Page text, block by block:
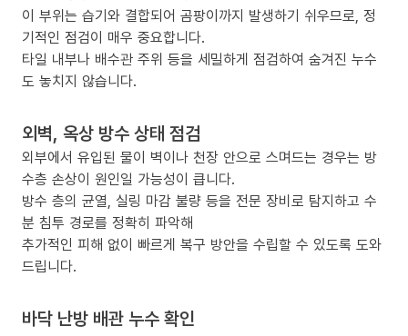
이 부위는 습기와 결합되어 곰팡이까지 발생하기 쉬우므로, 정
기적인 점검이 매우 중요합니다.
타일 내부나 배수관 주위 등을 세밀하게 점검하여 숨겨진 누수
도 놓치지 않습니다.
외벽, 옥상 방수 상태 점검
외부에서 유입된 물이 벽이나 천장 안으로 스며드는 경우는 방
수층 손상이 원인일 가능성이 큽니다.
방수 층의 균열, 실링 마감 불량 등을 전문 장비로 탐지하고 수
분 침투 경로를 정확히 파악해
추가적인 피해 없이 빠르게 복구 방안을 수립할 수 있도록 도와
드립니다.
바닥 난방 배관 누수 확인